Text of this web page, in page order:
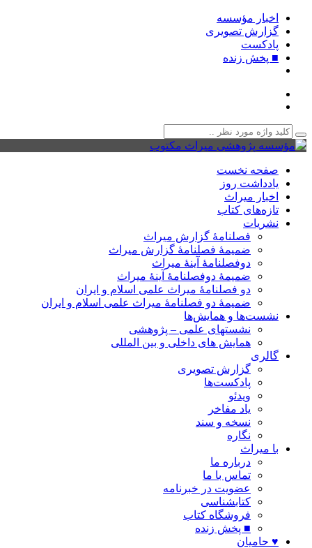
اخبار مؤسسه
گزارش تصویری
پادکست‌
■ پخش زنده
صفحه نخست
یادداشت روز
اخبار میراث
تازه‌های کتاب
نشریات
فصلنامۀ گزارش میراث
ضمیمۀ فصلنامۀ گزارش میراث
دوفصلنامۀ آینۀ میراث
ضمیمۀ دوفصلنامۀ آینۀ میراث
دو فصلنامۀ میراث علمی اسلام و ایران
ضمیمۀ دو فصلنامۀ میراث علمی اسلام و ایران
نشست‌ها و همایش‌ها
نشستهای علمی – پژوهشی
همایش های داخلی و بین المللی
گالری
گزارش تصویری
پادکست‌ها
ویدئو
یاد مفاخر
نسخه و سند
نگاره
با میراث
درباره ما
تماس با ما
عضویت در خبرنامه
کتابشناسی
فروشگاه کتاب
■ پخش زنده
♥ حامیان